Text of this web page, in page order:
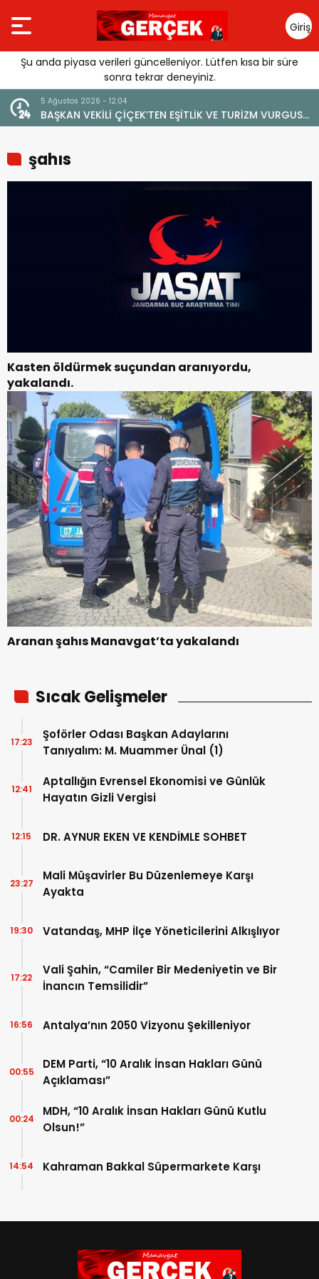
Giriş
Yap
Şu anda piyasa verileri güncelleniyor. Lütfen kısa bir süre
sonra tekrar deneyiniz.
VURGUSU:
4 Ağustos 2026 - 19:47
YENİ BİR DİN: SOSYAL MEDYA
şahıs
Kasten öldürmek suçundan aranıyordu,
yakalandı.
Aranan şahıs Manavgat’ta yakalandı
Sıcak Gelişmeler
Şoförler Odası Başkan Adaylarını
Tanıyalım: M. Muammer Ünal (1)
17:23
Aptallığın Evrensel Ekonomisi ve Günlük
Hayatın Gizli Vergisi
12:41
DR. AYNUR EKEN VE KENDİMLE SOHBET
12:15
Mali Müşavirler Bu Düzenlemeye Karşı
Ayakta
23:27
Vatandaş, MHP İlçe Yöneticilerini Alkışlıyor
19:30
Vali Şahin, “Camiler Bir Medeniyetin ve Bir
İnancın Temsilidir”
17:22
Antalya’nın 2050 Vizyonu Şekilleniyor
16:56
DEM Parti, “10 Aralık İnsan Hakları Günü
Açıklaması”
00:55
MDH, “10 Aralık İnsan Hakları Günü Kutlu
Olsun!”
00:24
Kahraman Bakkal Süpermarkete Karşı
14:54